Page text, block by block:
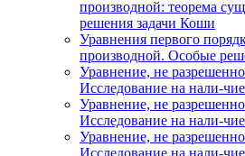
производной: теорема
решения задачи Коши
Уравнения первого
производной. Особые
Уравнение, не
Исследование на нали-
Уравнение, не
Исследование на нали-
Уравнение, не
Исследование на нали-